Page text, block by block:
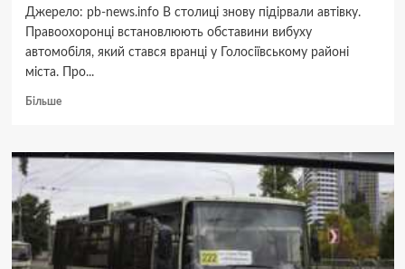
Джерело: pb-news.info В столиці знову підірвали автівку.
Правоохоронці встановлюють обставини вибуху
автомобіля, який стався вранці у Голосіївському районі
міста. Про...
БільшеДокладніше
дворі
підірвали
автівку